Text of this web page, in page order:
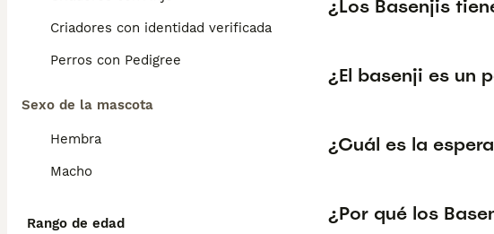
Criadores con identidad verificada
Perros con Pedigree
Sexo de la mascota
Hembra
Macho
Rango de edad
¿Los Basenjis
¿El basenji es un
¿Cuál es la
¿Por qué los